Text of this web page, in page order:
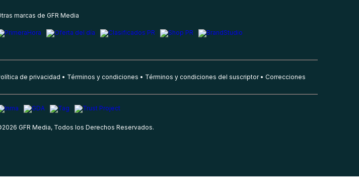
marcas de GFR Media
de privacidad Términos y condiciones Términos y condiciones del suscriptor Correcciones
2026 GFR Media, Todos los Derechos Reservados.